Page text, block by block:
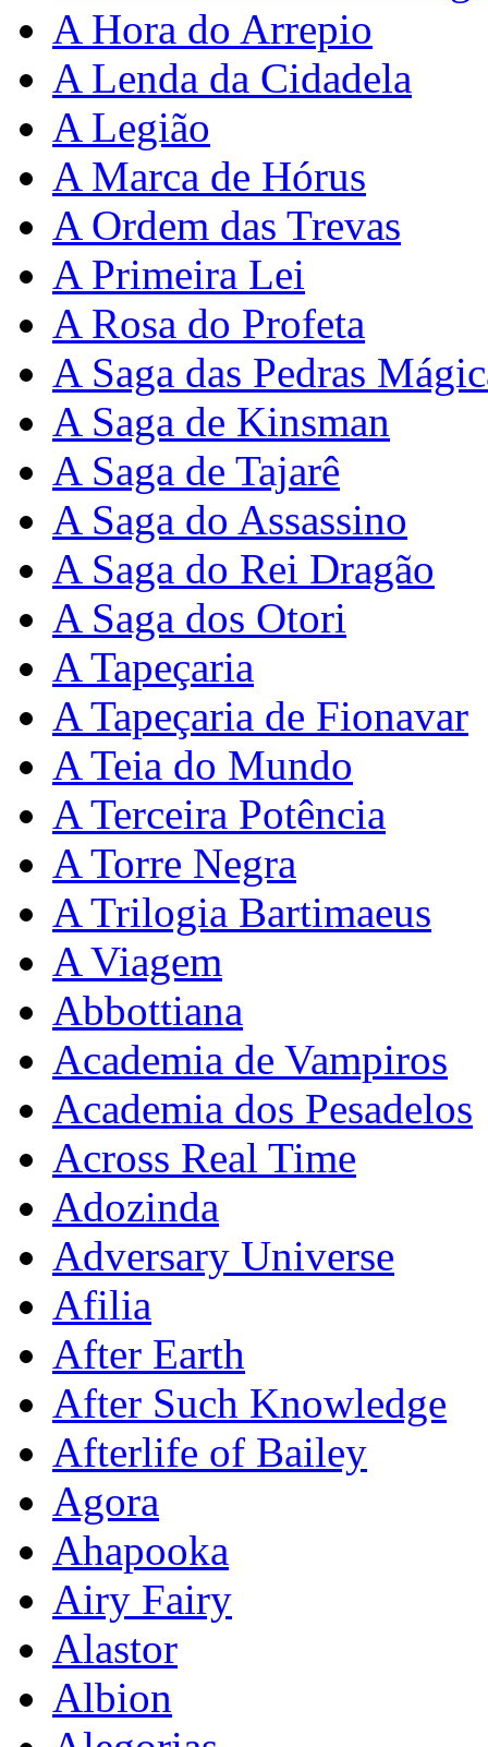
A Hora do Arrepio
A Lenda da Cidadela
A Legião
A Marca de Hórus
A Ordem das Trevas
A Primeira Lei
A Rosa do Profeta
A Saga das Pedras
A Saga de Kinsman
A Saga de Tajarê
A Saga do Assassino
A Saga do Rei Dragão
A Saga dos Otori
A Tapeçaria
A Tapeçaria de Fionavar
A Teia do Mundo
A Terceira Potência
A Torre Negra
A Trilogia Bartimaeus
A Viagem
Abbottiana
Academia de Vampiros
Academia dos Pesadelos
Across Real Time
Adozinda
Adversary Universe
Afilia
After Earth
After Such Knowledge
Afterlife of Bailey
Agora
Ahapooka
Airy Fairy
Alastor
Albion